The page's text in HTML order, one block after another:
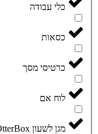
כלי עבודה
כסאות
כרטיסי מסך
לוח אם
מגן לשעון OtterBox